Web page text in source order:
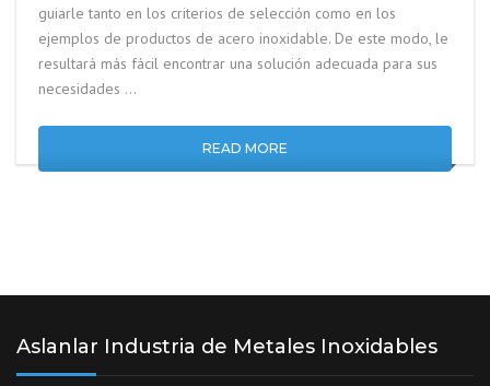
guiarle tanto en los criterios de selección como en los
ejemplos de productos de acero inoxidable. De este modo, le
resultará más fácil encontrar una solución adecuada para sus
necesidades …
READ MORE
Aslanlar Industria de Metales Inoxidables